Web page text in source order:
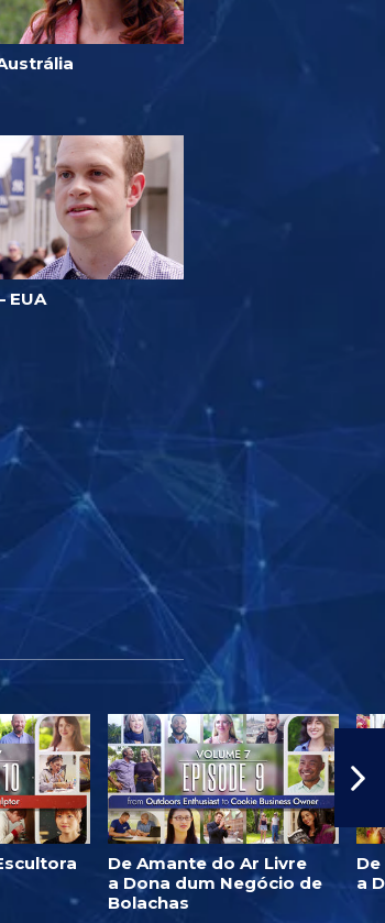
EUA
De Amante do Ar Livre
a Dona dum Negócio de
Bolachas
a